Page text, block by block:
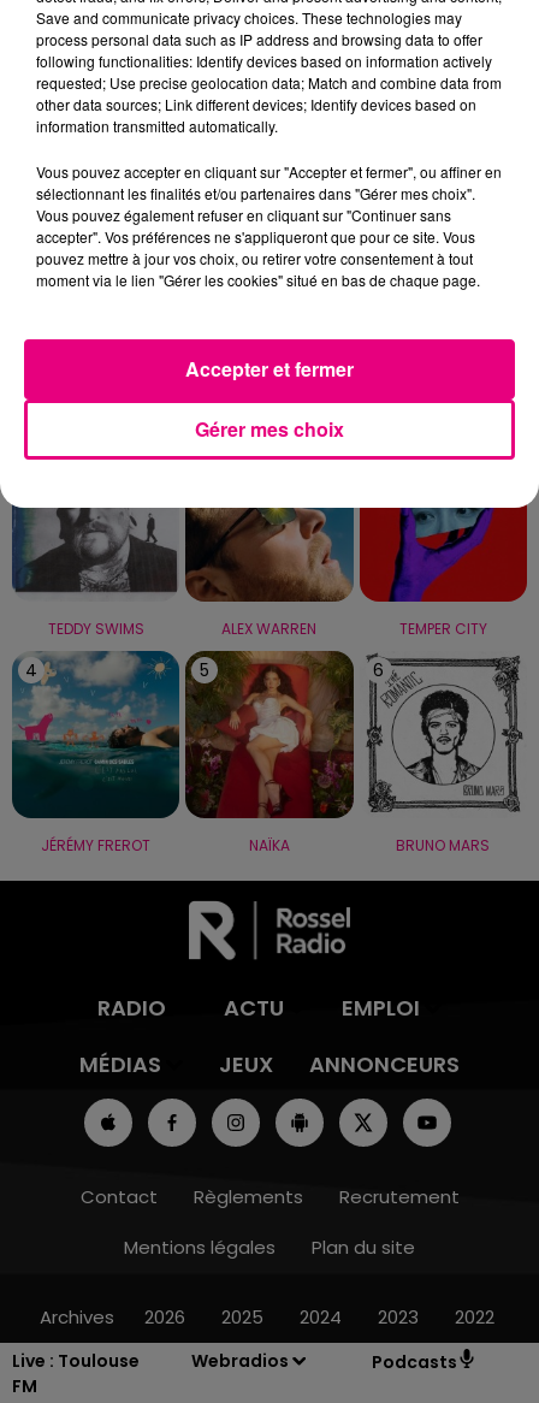
Live : Toulouse
FM
Webradios Podcasts
Balance Scorpion Sagittaire
LE TOP
1
TEDDY SWIMS
2
ALEX WARREN
3
TEMPER CITY
4
JÉRÉMY FREROT
5
NAÏKA
6
BRUNO MARS
RADIO ACTU
EMPLOI
MÉDIAS
JEUX ANNONCEURS
Contact Règlements
Recrutement
Mentions légales
Plan du site
Archives 2026 2025 2024 2023 2022
Save and communicate privacy choices. These technologies may
process personal data such as IP address and browsing data to offer
following functionalities: Identify devices based on information actively
requested; Use precise geolocation data; Match and combine data from
other data sources; Link different devices; Identify devices based on
information transmitted automatically.
Vous pouvez accepter en cliquant sur "Accepter et fermer", ou affiner en
sélectionnant les finalités et/ou partenaires dans "Gérer mes choix".
Vous pouvez également refuser en cliquant sur "Continuer sans
accepter". Vos préférences ne s'appliqueront que pour ce site. Vous
pouvez mettre à jour vos choix, ou retirer votre consentement à tout
moment via le lien "Gérer les cookies" situé en bas de chaque page.
Gérer mes choix
Accepter et fermer